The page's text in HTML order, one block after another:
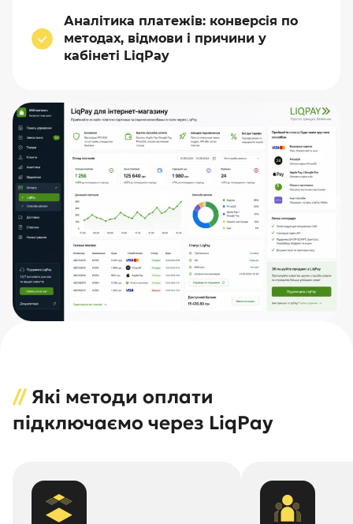
Аналітика платежів: конверсія по
методах, відмови і причини у
кабінеті LiqPay
// Які методи оплати
підключаємо через LiqPay